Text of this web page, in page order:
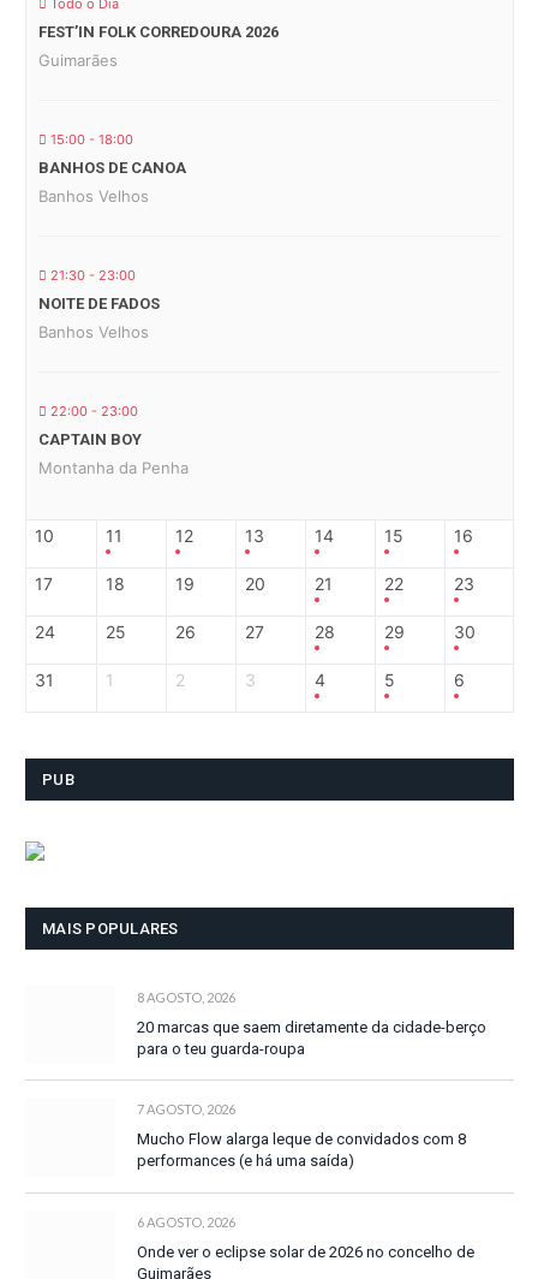
Todo o Dia
FEST’IN FOLK CORREDOURA 2026
Guimarães
15:00 - 18:00
BANHOS DE CANOA
Banhos Velhos
21:30 - 23:00
NOITE DE FADOS
Banhos Velhos
22:00 - 23:00
CAPTAIN BOY
Montanha da Penha
10 11 12 13 14 15 16
17 18 19 20 21 22 23
24 25 26 27 28 29 30
31 1 2 3 4 5 6
PUB
MAIS POPULARES
8 AGOSTO, 2026
20 marcas que saem diretamente da cidade-berço
para o teu guarda-roupa
7 AGOSTO, 2026
Mucho Flow alarga leque de convidados com 8
performances (e há uma saída)
6 AGOSTO, 2026
Onde ver o eclipse solar de 2026 no concelho de
Guimarães